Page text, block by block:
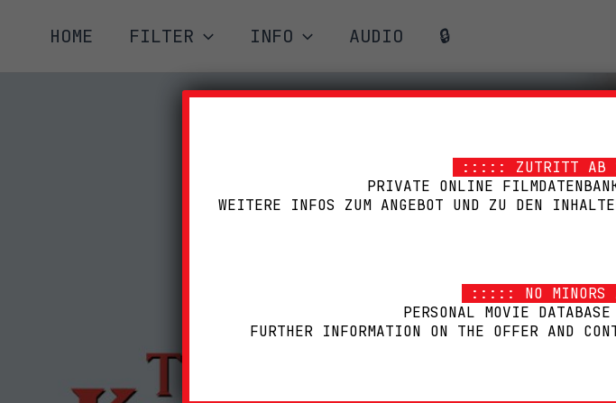
InhaltHOME FILTER INFO AUDIO 🔒
::::: ZUTRITT AB
PRIVATE ONLINE
WEITERE INFOS ZUM ANGEBOT UND ZU DEN
::::: NO MINORS
PERSONAL MOVIE
FURTHER INFORMATION ON THE OFFER AND